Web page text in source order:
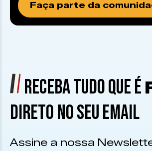
Faça parte da
RECEBA TUDO QUE É
DIRETO NO SEU EMAIL
Assine a nossa